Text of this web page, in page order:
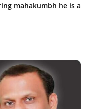
mahakumbh he is a